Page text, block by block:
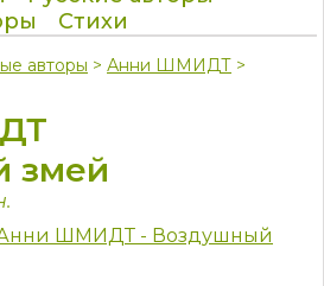
Стихи
авторы > Анни ШМИДТ >
змей
Анни ШМИДТ - Воздушный